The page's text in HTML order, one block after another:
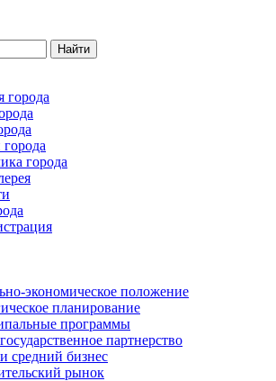
Найти
города
города
экономическое положение
планирование
программы
партнерство
средний бизнес
рынок